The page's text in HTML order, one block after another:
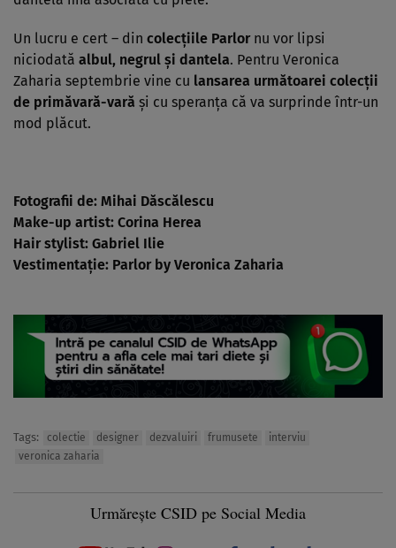
Un lucru e cert – din colecţiile Parlornu vor lipsi
niciodată albul, negrul şi dantela. Pentru Veronica
Zaharia septembrie vine cu lansarea următoarei colecţii
de primăvară-vară şi cu speranţa că va surprinde într-un
mod plăcut.
Fotografii de: Mihai Dăscălescu
Make-up artist: Corina Herea
Hair stylist: Gabriel Ilie
Vestimentaţie: Parlor by Veronica Zaharia
Tags: colectie designer dezvaluiri frumusete
interviu
veronica zaharia
Urmărește CSID pe Social Media